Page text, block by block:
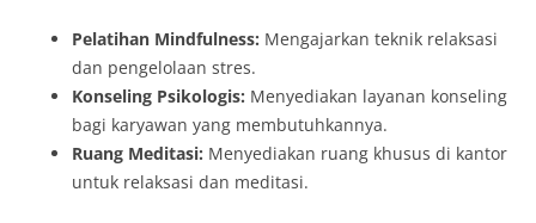
Pelatihan Mindfulness: Mengajarkan teknik relaksasi
dan pengelolaan stres.
Konseling Psikologis: Menyediakan layanan konseling
bagi karyawan yang membutuhkannya.
Ruang Meditasi: Menyediakan ruang khusus di kantor
untuk relaksasi dan meditasi.